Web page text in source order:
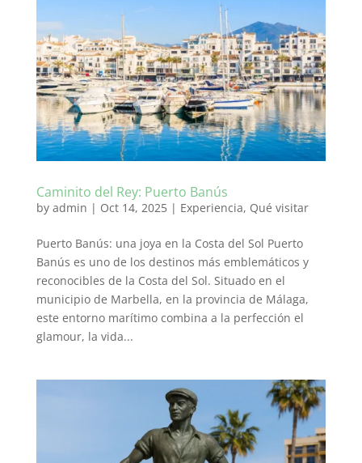
Caminito del Rey: Puerto Banús
by admin | Oct 14, 2025| Experiencia, Qué visitar
Puerto Banús: una joya en la Costa del Sol Puerto
Banús es uno de los destinos más emblemáticos y
reconocibles de la Costa del Sol. Situado en el
municipio de Marbella, en la provincia de Málaga,
este entorno marítimo combina a la perfección el
glamour, la vida...